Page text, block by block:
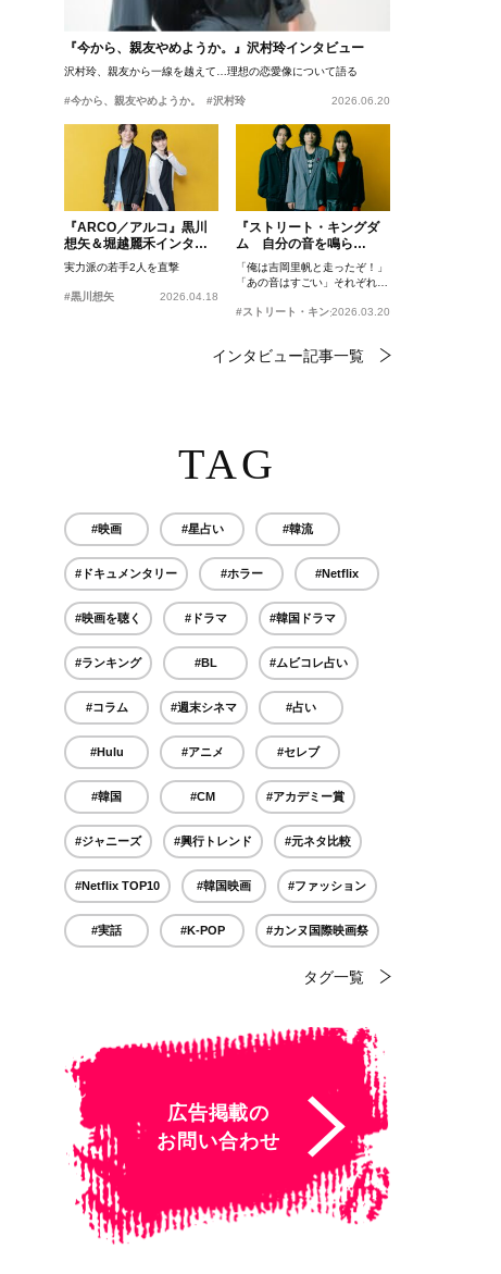
『今から、親友やめようか。』沢村玲インタビュー
沢村玲、親友から一線を越えて…理想の恋愛像について語る
#今から、親友やめようか。 #沢村玲 2026.06.20
『ARCO／アルコ』黒川
想矢＆堀越麗禾インタビ
ュー
実力派の若手2人を直撃
#黒川想矢 2026.04.18
『ストリート・キングダ
ム 自分の音を鳴ら
せ。』峯田和伸、若葉竜
也、吉岡里帆インタビュ
ー
「俺は吉岡里帆と走ったぞ！」
「あの音はすごい」それぞれの
#ストリート・キングダム 自分の音を鳴らせ。
2026.03.20
インタビュー記事一覧
TAG
#映画 #星占い #韓流
#ドキュメンタリー #ホラー #Netflix
#映画を聴く #ドラマ #韓国ドラマ
#ランキング #BL #ムビコレ占い
#コラム #週末シネマ #占い
#Hulu #アニメ #セレブ
#韓国 #CM #アカデミー賞
#ジャニーズ #興行トレンド #元ネタ比較
#Netflix TOP10 #韓国映画 #ファッション
#実話 #K-POP #カンヌ国際映画祭
タグ一覧
広告掲載の
お問い合わせ